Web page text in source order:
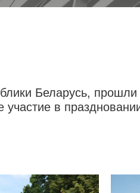
Беларусь,
участие в